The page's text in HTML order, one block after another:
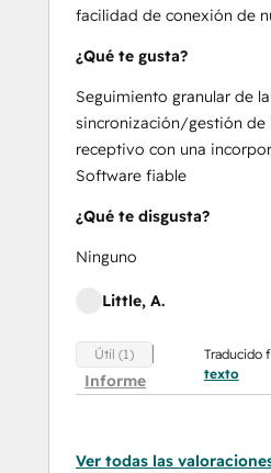
facilidad de conexión de
¿Qué te gusta?
Seguimiento granular de la
sincronización/gestión de
receptivo con una
Software fiable
¿Qué te disgusta?
Ninguno
Little, A.
Útil (1)
Informe
Traducido
texto
Ver todas las